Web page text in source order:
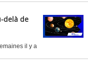
delà de
il y a